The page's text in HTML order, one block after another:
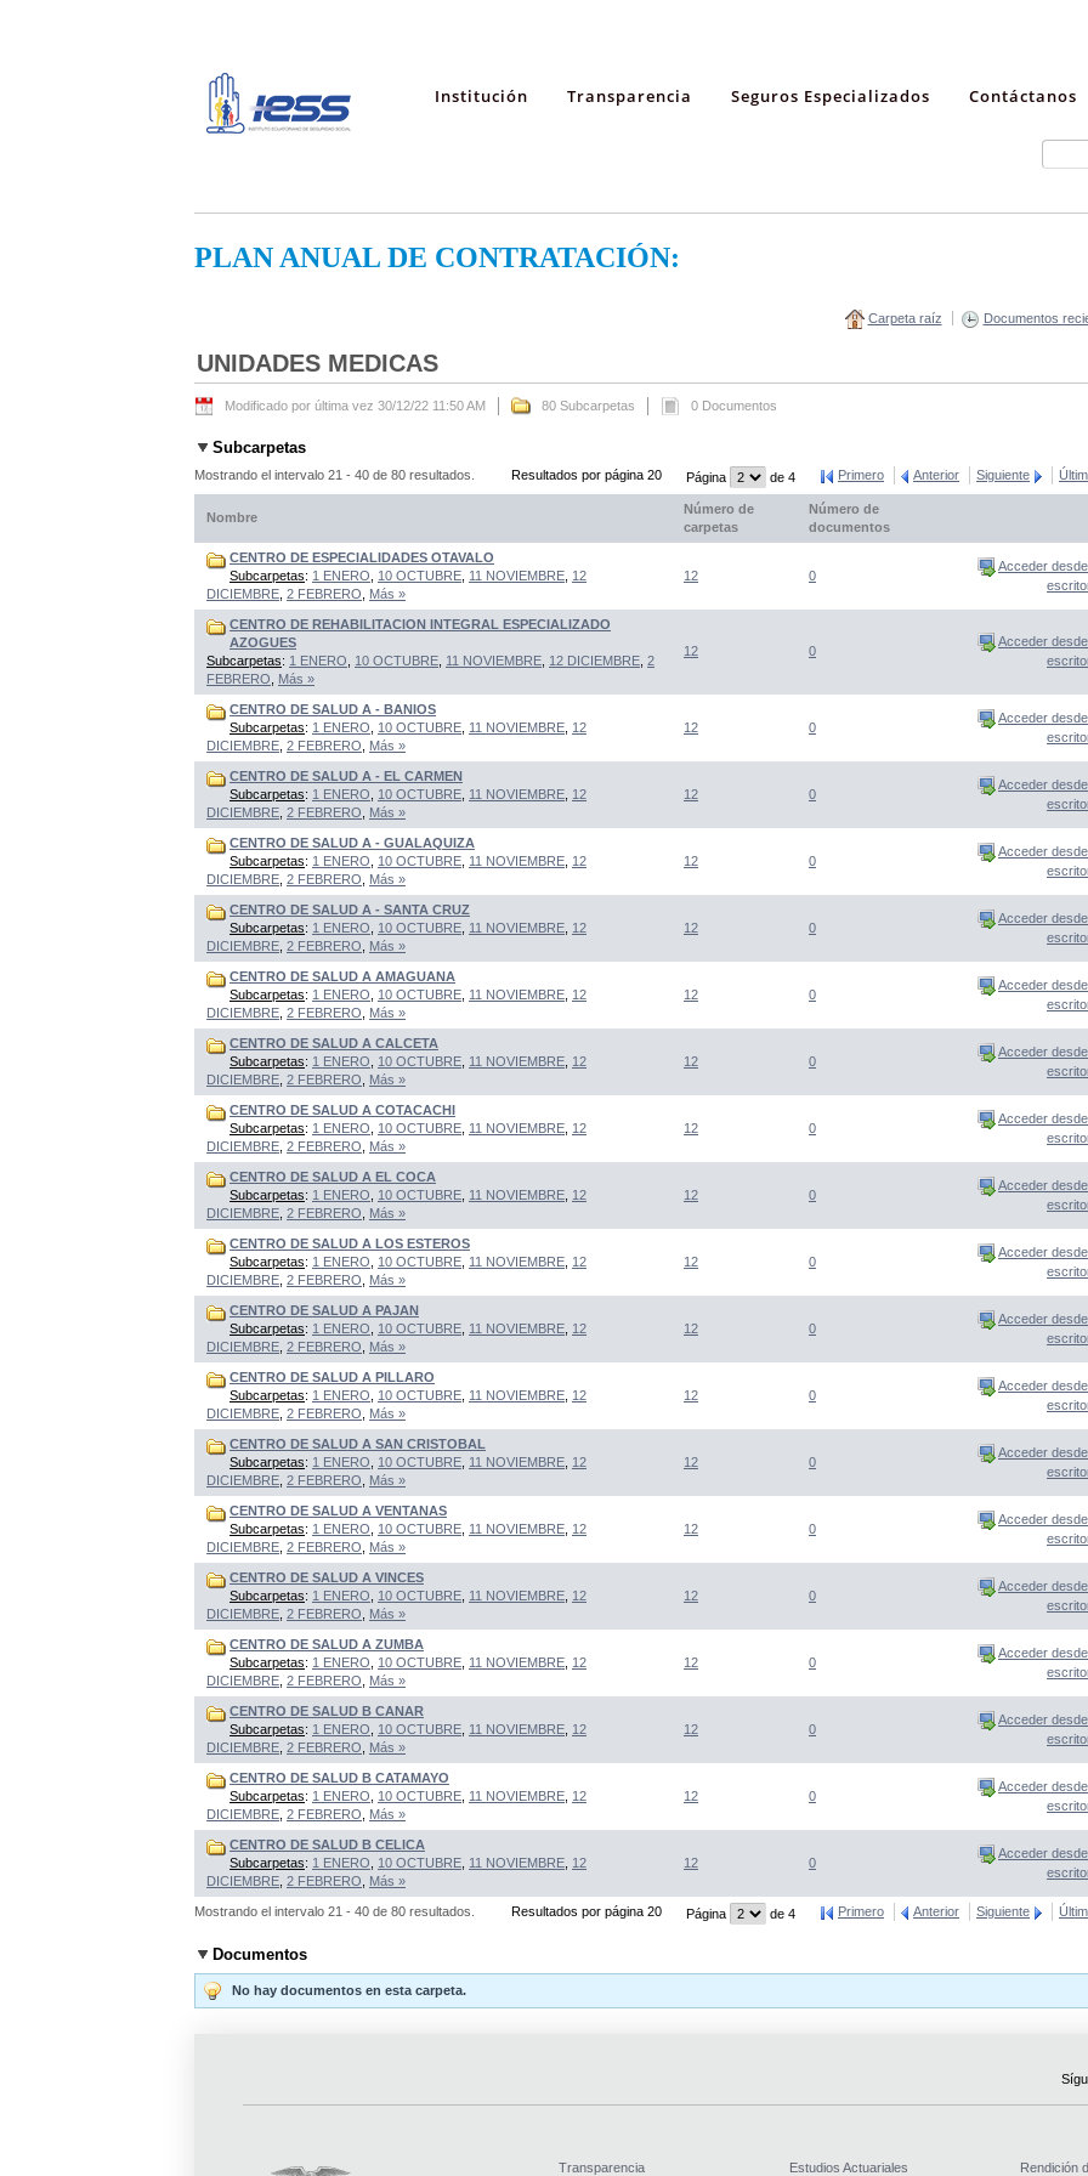
Institución Transparencia Seguros Especializados Contáctanos
PLAN ANUAL DE CONTRATACIÓN:
Carpeta raíz Documentos
UNIDADES MEDICAS
Modificado por última vez 30/12/22 11:50 AM 80 Subcarpetas 0 Documentos
Subcarpetas
Mostrando el intervalo 21 - 40 de 80 resultados. Resultados por página 20 Página de 4 Primero Anterior Siguiente
Nombre
Número de
carpetas
Número de
documentos
CENTRO DE ESPECIALIDADES OTAVALO
Subcarpetas: 1 ENERO 10 OCTUBRE 11 NOVIEMBRE 12
DICIEMBRE 2 FEBRERO Más »
12 0
Acceder
CENTRO DE REHABILITACION INTEGRAL ESPECIALIZADO
AZOGUES
Subcarpetas: 1 ENERO 10 OCTUBRE 11 NOVIEMBRE 12 DICIEMBRE 2
FEBRERO
Más »
12 0
Acceder
CENTRO DE SALUD A - BANIOS
Subcarpetas: 1 ENERO 10 OCTUBRE 11 NOVIEMBRE 12
DICIEMBRE 2 FEBRERO Más »
12 0
Acceder
CENTRO DE SALUD A - EL CARMEN
Subcarpetas: 1 ENERO 10 OCTUBRE 11 NOVIEMBRE 12
DICIEMBRE 2 FEBRERO Más »
12 0
Acceder
CENTRO DE SALUD A - GUALAQUIZA
Subcarpetas: 1 ENERO 10 OCTUBRE 11 NOVIEMBRE 12
DICIEMBRE 2 FEBRERO Más »
12 0
Acceder
CENTRO DE SALUD A - SANTA CRUZ
Subcarpetas: 1 ENERO 10 OCTUBRE 11 NOVIEMBRE 12
DICIEMBRE 2 FEBRERO Más »
12 0
Acceder
CENTRO DE SALUD A AMAGUANA
Subcarpetas: 1 ENERO 10 OCTUBRE 11 NOVIEMBRE 12
DICIEMBRE 2 FEBRERO Más »
12 0
Acceder
CENTRO DE SALUD A CALCETA
Subcarpetas: 1 ENERO 10 OCTUBRE 11 NOVIEMBRE 12
DICIEMBRE 2 FEBRERO Más »
12 0
Acceder
CENTRO DE SALUD A COTACACHI
Subcarpetas: 1 ENERO 10 OCTUBRE 11 NOVIEMBRE 12
DICIEMBRE 2 FEBRERO Más »
12 0
Acceder
CENTRO DE SALUD A EL COCA
Subcarpetas: 1 ENERO 10 OCTUBRE 11 NOVIEMBRE 12
DICIEMBRE 2 FEBRERO Más »
12 0
Acceder
CENTRO DE SALUD A LOS ESTEROS
Subcarpetas: 1 ENERO 10 OCTUBRE 11 NOVIEMBRE 12
DICIEMBRE 2 FEBRERO Más »
12 0
Acceder
CENTRO DE SALUD A PAJAN
Subcarpetas: 1 ENERO 10 OCTUBRE 11 NOVIEMBRE 12
DICIEMBRE 2 FEBRERO Más »
12 0
Acceder
CENTRO DE SALUD A PILLARO
Subcarpetas: 1 ENERO 10 OCTUBRE 11 NOVIEMBRE 12
DICIEMBRE 2 FEBRERO Más »
12 0
Acceder
CENTRO DE SALUD A SAN CRISTOBAL
Subcarpetas: 1 ENERO 10 OCTUBRE 11 NOVIEMBRE 12
DICIEMBRE 2 FEBRERO Más »
12 0
Acceder
CENTRO DE SALUD A VENTANAS
Subcarpetas: 1 ENERO 10 OCTUBRE 11 NOVIEMBRE 12
DICIEMBRE 2 FEBRERO Más »
12 0
Acceder
CENTRO DE SALUD A VINCES
Subcarpetas: 1 ENERO 10 OCTUBRE 11 NOVIEMBRE 12
DICIEMBRE 2 FEBRERO Más »
12 0
Acceder
CENTRO DE SALUD A ZUMBA
Subcarpetas: 1 ENERO 10 OCTUBRE 11 NOVIEMBRE 12
DICIEMBRE 2 FEBRERO Más »
12 0
Acceder
CENTRO DE SALUD B CANAR
Subcarpetas: 1 ENERO 10 OCTUBRE 11 NOVIEMBRE 12
DICIEMBRE 2 FEBRERO Más »
12 0
Acceder
CENTRO DE SALUD B CATAMAYO
Subcarpetas: 1 ENERO 10 OCTUBRE 11 NOVIEMBRE 12
DICIEMBRE 2 FEBRERO Más »
12 0
Acceder
CENTRO DE SALUD B CELICA
Subcarpetas: 1 ENERO 10 OCTUBRE 11 NOVIEMBRE 12
DICIEMBRE 2 FEBRERO Más »
12 0
Acceder
Mostrando el intervalo 21 - 40 de 80 resultados. Resultados por página 20 Página de 4 Primero Anterior Siguiente
Documentos
No hay documentos en esta carpeta.
Transparencia Estudios Actuariales Rendición